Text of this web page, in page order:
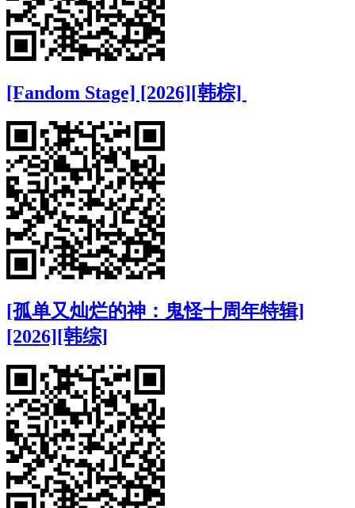
[Fandom Stage] [2026][韩棕]
[孤单又灿烂的神：鬼怪十周年特辑]
[2026][韩综]